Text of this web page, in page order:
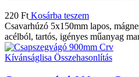
220 Ft Kosárba teszem
Csavarhúzó 5x150mm lapos,
acélból, tartós, igényes műanyag
Kívánságlisa Összehasonlítás